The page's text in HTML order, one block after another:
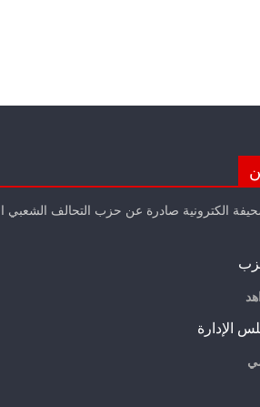
الكترونية صادرة عن حزب التحالف الشعبي
الإدارة